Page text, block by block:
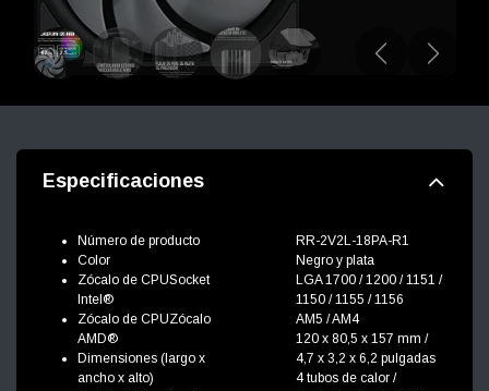
Anterior Siguiente
Especificaciones
Número de producto
Color
Zócalo de CPUSocket
Intel®
Zócalo de CPUZócalo
AMD®
Dimensiones (largo x
ancho x alto)
RR-2V2L-18PA-R1
Negro y plata
LGA 1700 / 1200 / 1151 /
1150 / 1155 / 1156
AM5 / AM4
120 x 80,5 x 157 mm /
4,7 x 3,2 x 6,2 pulgadas
4 tubos de calor /